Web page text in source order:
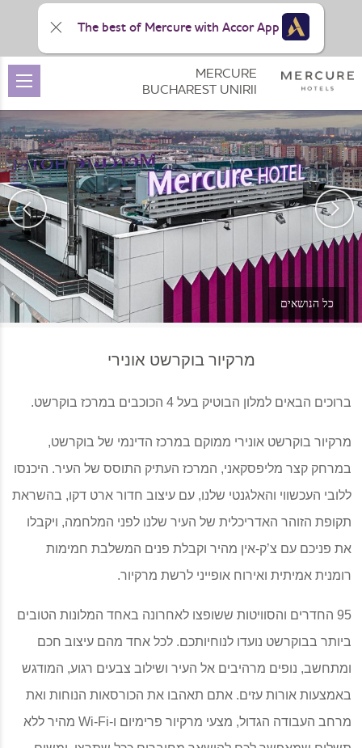
כל הנושאים
מרקיור בוקרשט אונירי
ברוכים הבאים למלון הבוטיק בעל 4 הכוכבים במרכז בוקרשט.
מרקיור בוקרשט אונירי ממוקם במרכז הדינמי של בוקרשט,
במרחק קצר מליפסקאני, המרכז העתיק התוסס של העיר. היכנסו
ללובי העכשווי והאלגנטי שלנו, עם עיצוב חדור ארט דקו, בהשראת
תקופת הזוהר האדריכלית של העיר שלנו לפני המלחמה, ויקבלו
את פניכם עם צ’ק-אין מהיר וקבלת פנים המשלבת חמימות
רומנית אמיתית ואירוח אופייני לרשת מרקיור.
95 החדרים והסוויטות ששופצו לאחרונה באחד המלונות הטובים
ביותר בבוקרשט נועדו לנוחיותכם. לכל אחד מהם עיצוב חכם
ומתחשב, נופים מרהיבים אל העיר ושילוב צבעים רגוע, המודגש
באמצעות אורות עזים. אתם תאהבו את הכורסאות הנוחות ואת
מרחב העבודה הגדול, מצעי מרקיור פרימיום ו-Wi-Fi מהיר ללא
MERCURE
BUCHAREST UNIRII
The best of Mercure with Accor App